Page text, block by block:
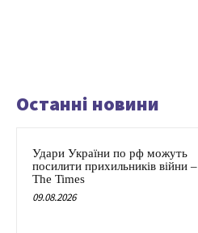
Останні новини
Удари України по рф можуть
посилити прихильників війни –
The Times
09.08.2026